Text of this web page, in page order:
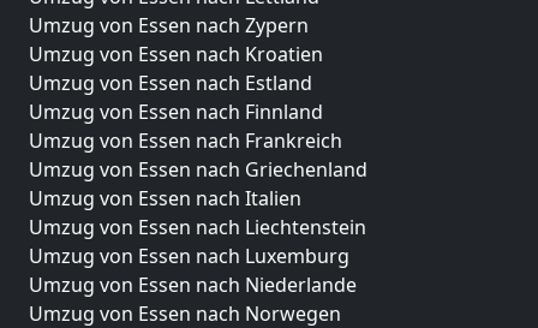
Umzug von Essen nach Zypern
Umzug von Essen nach Kroatien
Umzug von Essen nach Estland
Umzug von Essen nach Finnland
Umzug von Essen nach Frankreich
Umzug von Essen nach Griechenland
Umzug von Essen nach Italien
Umzug von Essen nach Liechtenstein
Umzug von Essen nach Luxemburg
Umzug von Essen nach Niederlande
Umzug von Essen nach Norwegen